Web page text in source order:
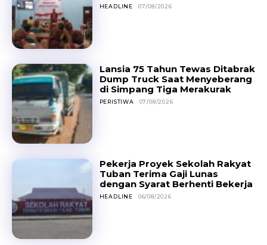
HEADLINE 07/08/2026
Lansia 75 Tahun Tewas Ditabrak
Dump Truck Saat Menyeberang
di Simpang Tiga Merakurak
PERISTIWA 07/08/2026
Pekerja Proyek Sekolah Rakyat
Tuban Terima Gaji Lunas
dengan Syarat Berhenti Bekerja
HEADLINE 06/08/2026